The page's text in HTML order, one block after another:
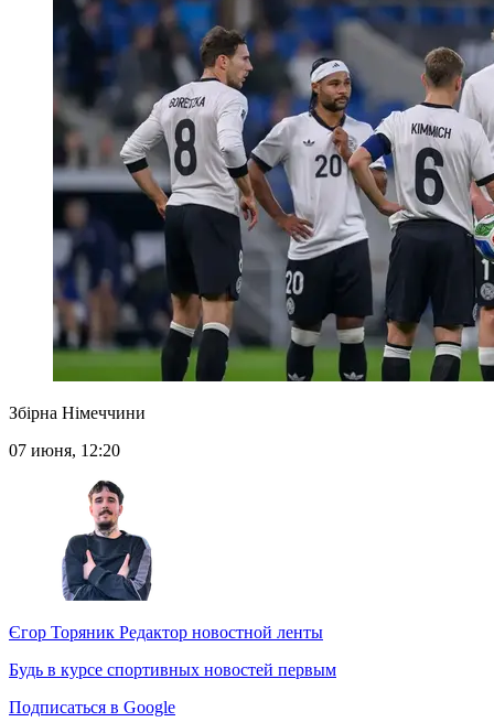
Збірна Німеччини
07 июня, 12:20
Єгор Торяник Редактор новостной ленты
Будь в курсе спортивных новостей первым
Подписаться в Google